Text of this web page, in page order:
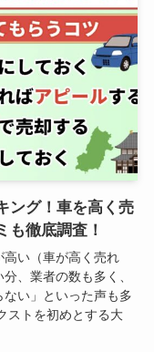
ング！車を高く売
も徹底調査！
い（車が高く売れ
、業者の数も多く、
ない」といった声も多
ストを初めとする大